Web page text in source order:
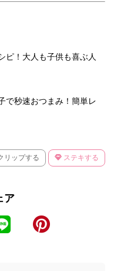
ピ！大人も子供も喜ぶ人
で秒速おつまみ！簡単レ
リップする ステキする
ア